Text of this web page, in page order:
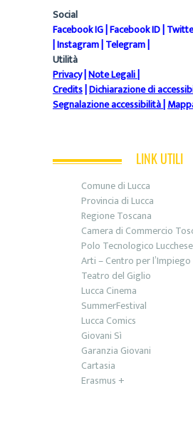
Social
Facebook IG|Facebook ID|
|Instagram|Telegram|
Utilità
Privacy|Note Legali|
Credits|Dichiarazione di
Segnalazione accessibilità|
LINK UTILI
Comune di Lucca
Provincia di Lucca
Regione Toscana
Camera di Commercio
Polo Tecnologico Lucchese
Arti – Centro per l’Impiego
Teatro del Giglio
Lucca Cinema
SummerFestival
Lucca Comics
Giovani Sì
Garanzia Giovani
Cartasia
Erasmus +